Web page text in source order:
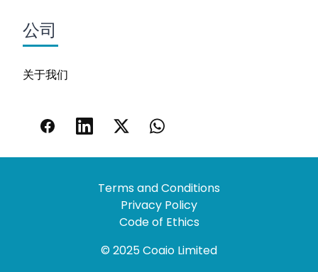
公司
关于我们
Terms and Conditions
Privacy Policy
Code of Ethics
© 2025 Coaio Limited